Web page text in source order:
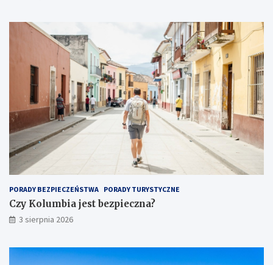
PORADY BEZPIECZEŃSTWA PORADY TURYSTYCZNE
Czy Kolumbia jest bezpieczna?
3 sierpnia 2026